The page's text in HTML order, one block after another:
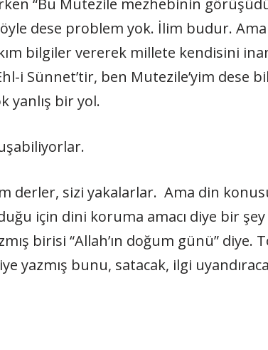
“Bu Mutezile mezhebinin
dese problem yok. İlim budur.
bilgiler vererek millete kendisini
i Sünnet’tir, ben Mutezile’yim dese
yanlış bir yol.
derler, sizi yakalarlar. Ama din
için dini koruma amacı diye bir
birisi “Allah’ın doğum günü” diye.
yazmış bunu, satacak, ilgi